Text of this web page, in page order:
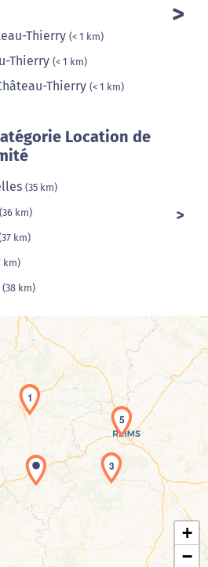
Thierry (< 1 km)
Thierry (< 1 km)
Thierry (< 1 km)
Location de
(35 km)
(36 km)
km)
km)
(38 km)
de la carte en cours...
1
3
5
+
−